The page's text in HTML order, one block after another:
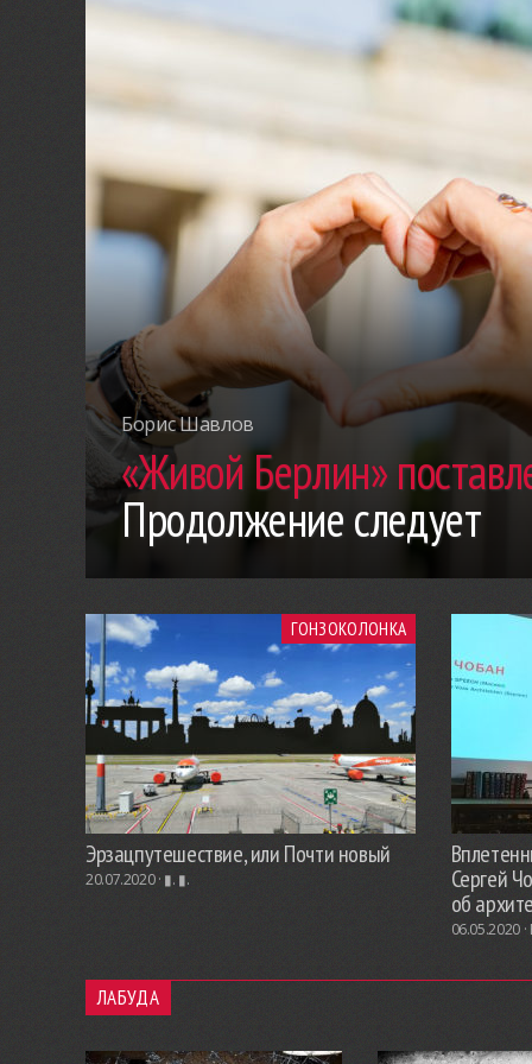
Борис Шавлов
«Живой Берлин»
Продолжение следует
ГОНЗОКОЛОНКА
Эрзацпутешествие, или Почти новый
20.07.2020 · ▮. ▮.
Сергей
об
06.05.2020 ·
ЛАБУДА